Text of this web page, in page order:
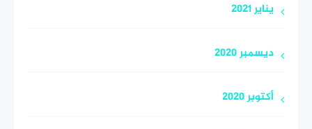
يناير 2021
ديسمبر 2020
أكتوبر 2020